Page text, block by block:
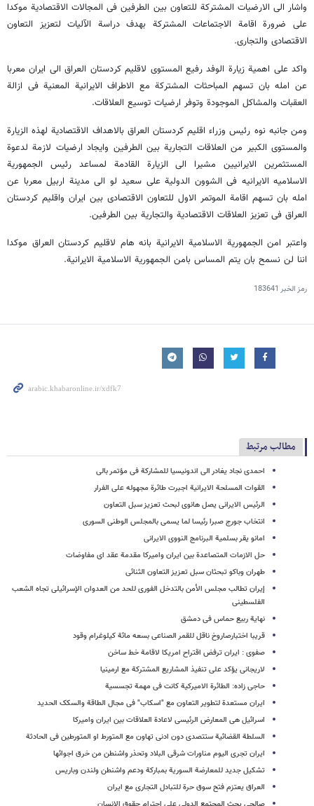
واشار الی الارضیات المشترکة للتعاون بین الطرفین فی المجالات الاقتصادیة موکدا
علی ضرورة اقامة الاجتماعات المشترکة بهدف دراسة الآلیات لتعزیز التعاون
الاقتصادی والتجاری.
واکد علی اهمیة زیارة الوفد رفیع المستوی لاقلیم کردستان العراق الی ایران معربا
عن امله بان تسهم المباحثات المشترکة مع الاطراف الایرانیة المعنیة فی ازالة
العقبات والمشاکل الموجودة وتوفر ارضیات توسیع العلاقات.
ومن جانبه نوه رئیس وزراء اقلیم کردستان العراق بالاهداف الاقتصادیة لهذه الزیارة
والمستوی الکبیر من العلاقات التجاریة بین الطرفین وایجاد ارضیات لازمة لدعوة
المستثمرین الایرانیین مشیرا الی الزیارة القادمة لمساعد رئیس الجمهوریة
الاسلامیه الایرانیه فی الشوون الدولیة علی سعید لو الی مدینة اربیل معربا عن
امله بان تسهم اقامة الموتمر الاول للتعاون الاقتصادی بین ایران واقلیم کردستان
العراق فی تعزیز العلاقات الاقتصادیة والتجاریة بین الطرفین.
واعتبر امن الجمهوریة الاسلامیة الایرانیة بانه هام لاقلیم کردستان العراق موکدا
اننا لن نسمح بان یتم المساس بامن الجمهوریة الاسلامیة الایرانیة.
رمز الخبر 183641
مطالب مرتبط
احمدی نجاد یغادر الى اندونیسیا للمشارکة فی مؤتمر بالی
القوات المسلحة الایرانیة اجبرت طائرة مجهوله علی الفرار
الرئیس الایرانی یصل هانوی لبحث تعزیز سبل التعاون
انتخاب جورج صبرا رئیسا لما یسمى بالمجلس الوطنی السوری
امانو یقر بسلمیة البرنامج النووی الایرانی
حل الازمات المتصاعدة بین ایران وامیرکا مقدمة عقد ای مفاوضات
طهران وباکو تبحثان سبل تعزیز التعاون الثنائی
إیران تطالب مجلس الأمن بالتدخل الفوری للحد من العدوان الإسرائیلی تجاه الشعب
الفلسطینی
نهایة ربیع حماس فی دمشق
قریبا اختبارصاروخ ناقل للقمر الصناعی بسعه مائة کیلوغرام وقود
صفوی : ایران ترفض اقتراح امریکا لاقامة خط ساخن
لاریجانی یؤکد على تنفیذ المشاریع المشترکة مع ارمینیا
حاجی زاده: الطائرة الامیرکیة کانت فی مهمة تجسسیة
ایران مستعدة لتطویر التعاون مع "اسکاب" فی مجال الطاقة والسکک الحدید
اسرائیل هی المعارض الرئیسی لاعادة العلاقات بین ایران وامیرکا
السلطة القضائیة ستتصدى دون ادنى تهاون مع المتورط او المتورطین فی الحادثة
ایران تجری الیوم مناورات شرقی البلاد وتحذر واشنطن من خرق اجوائها
تشکیل جدید للمعارضة السوریة بمبارکة ودعم واشنطن ولندن وباریس
العراق یعتزم فتح سوق حرة للتبادل التجاری مع ایران